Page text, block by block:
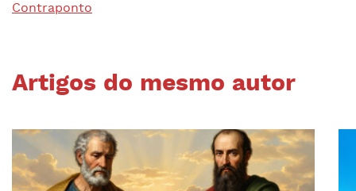
Contraponto
Artigos do mesmo autor